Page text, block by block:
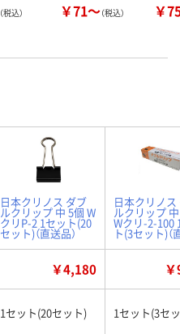
（税込） ￥71～（税込） ￥
日本クリノス ダブ
ルクリップ 中 5個 W
クリP-2 1セット(20
セット)（直送品）
日本クリノス
ルクリップ
Wクリ-2-100
ト(3セット)（
￥4,180
1セット(20セット) 1セット(3セ